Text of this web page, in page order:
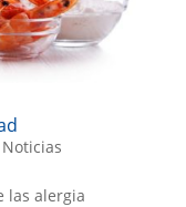
Noticias
las alergia